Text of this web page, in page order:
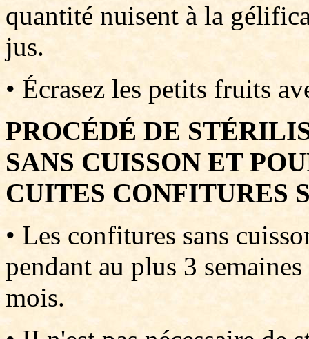
quantité nuisent à la
jus.
• Écrasez les petits fruits
PROCÉDÉ DE
SANS CUISSON ET
CUITES CONFITURES
• Les confitures sans
pendant au plus 3
mois.